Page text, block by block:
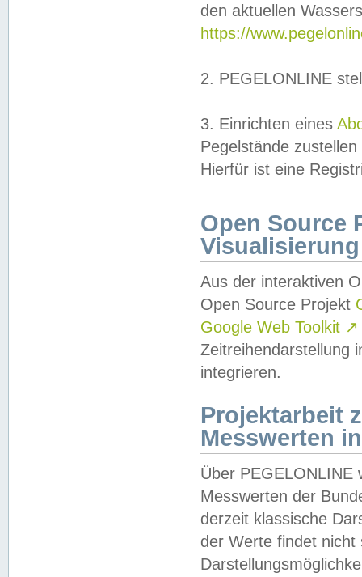
den aktuellen
https://
2. PEGELONLINE
3. Einrichten eines
Pegelstände
Hierfür ist eine
Open Source
Visualisierung
Aus der interaktiven
Open Source Projekt
Google Web Toolkit ↗
Zeitreihendarstellung
integrieren.
Projektarbeit
Messwerten
Über PEGELONLINE
Messwerten der
derzeit klassische
der Werte findet